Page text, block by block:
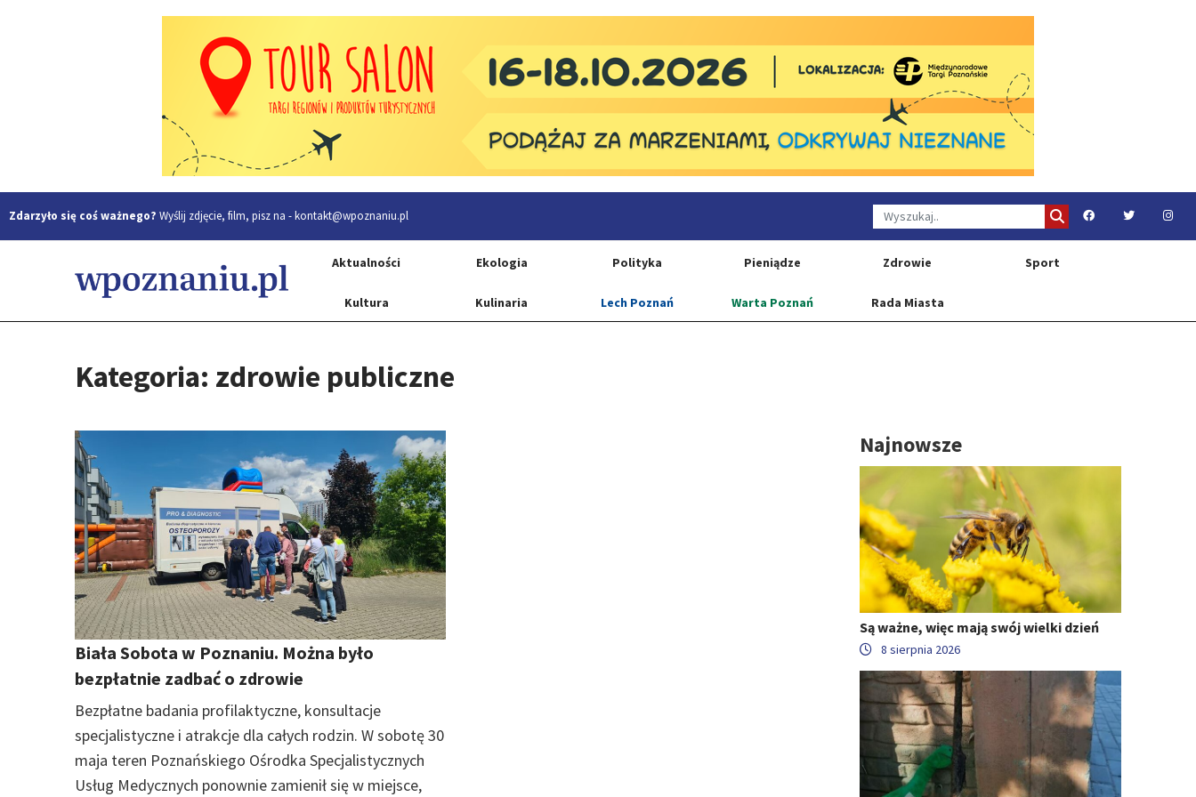
Zdarzyło się coś ważnego? Wyślij zdjęcie, film, pisz na -kontakt@wpoznaniu.pl
Aktualności Ekologia Polityka Pieniądze Zdrowie Sport
Kultura Kulinaria Lech Poznań Warta Poznań Rada Miasta
Kategoria: zdrowie publiczne
Biała Sobota w Poznaniu. Można było
bezpłatnie zadbać o zdrowie
Bezpłatne badania profilaktyczne, konsultacje
specjalistyczne i atrakcje dla całych rodzin. W sobotę 30
maja teren Poznańskiego Ośrodka Specjalistycznych
Usług Medycznych ponownie zamienił się w miejsce,
Najnowsze
Są ważne, więc mają swój wielki dzień
8 sierpnia 2026